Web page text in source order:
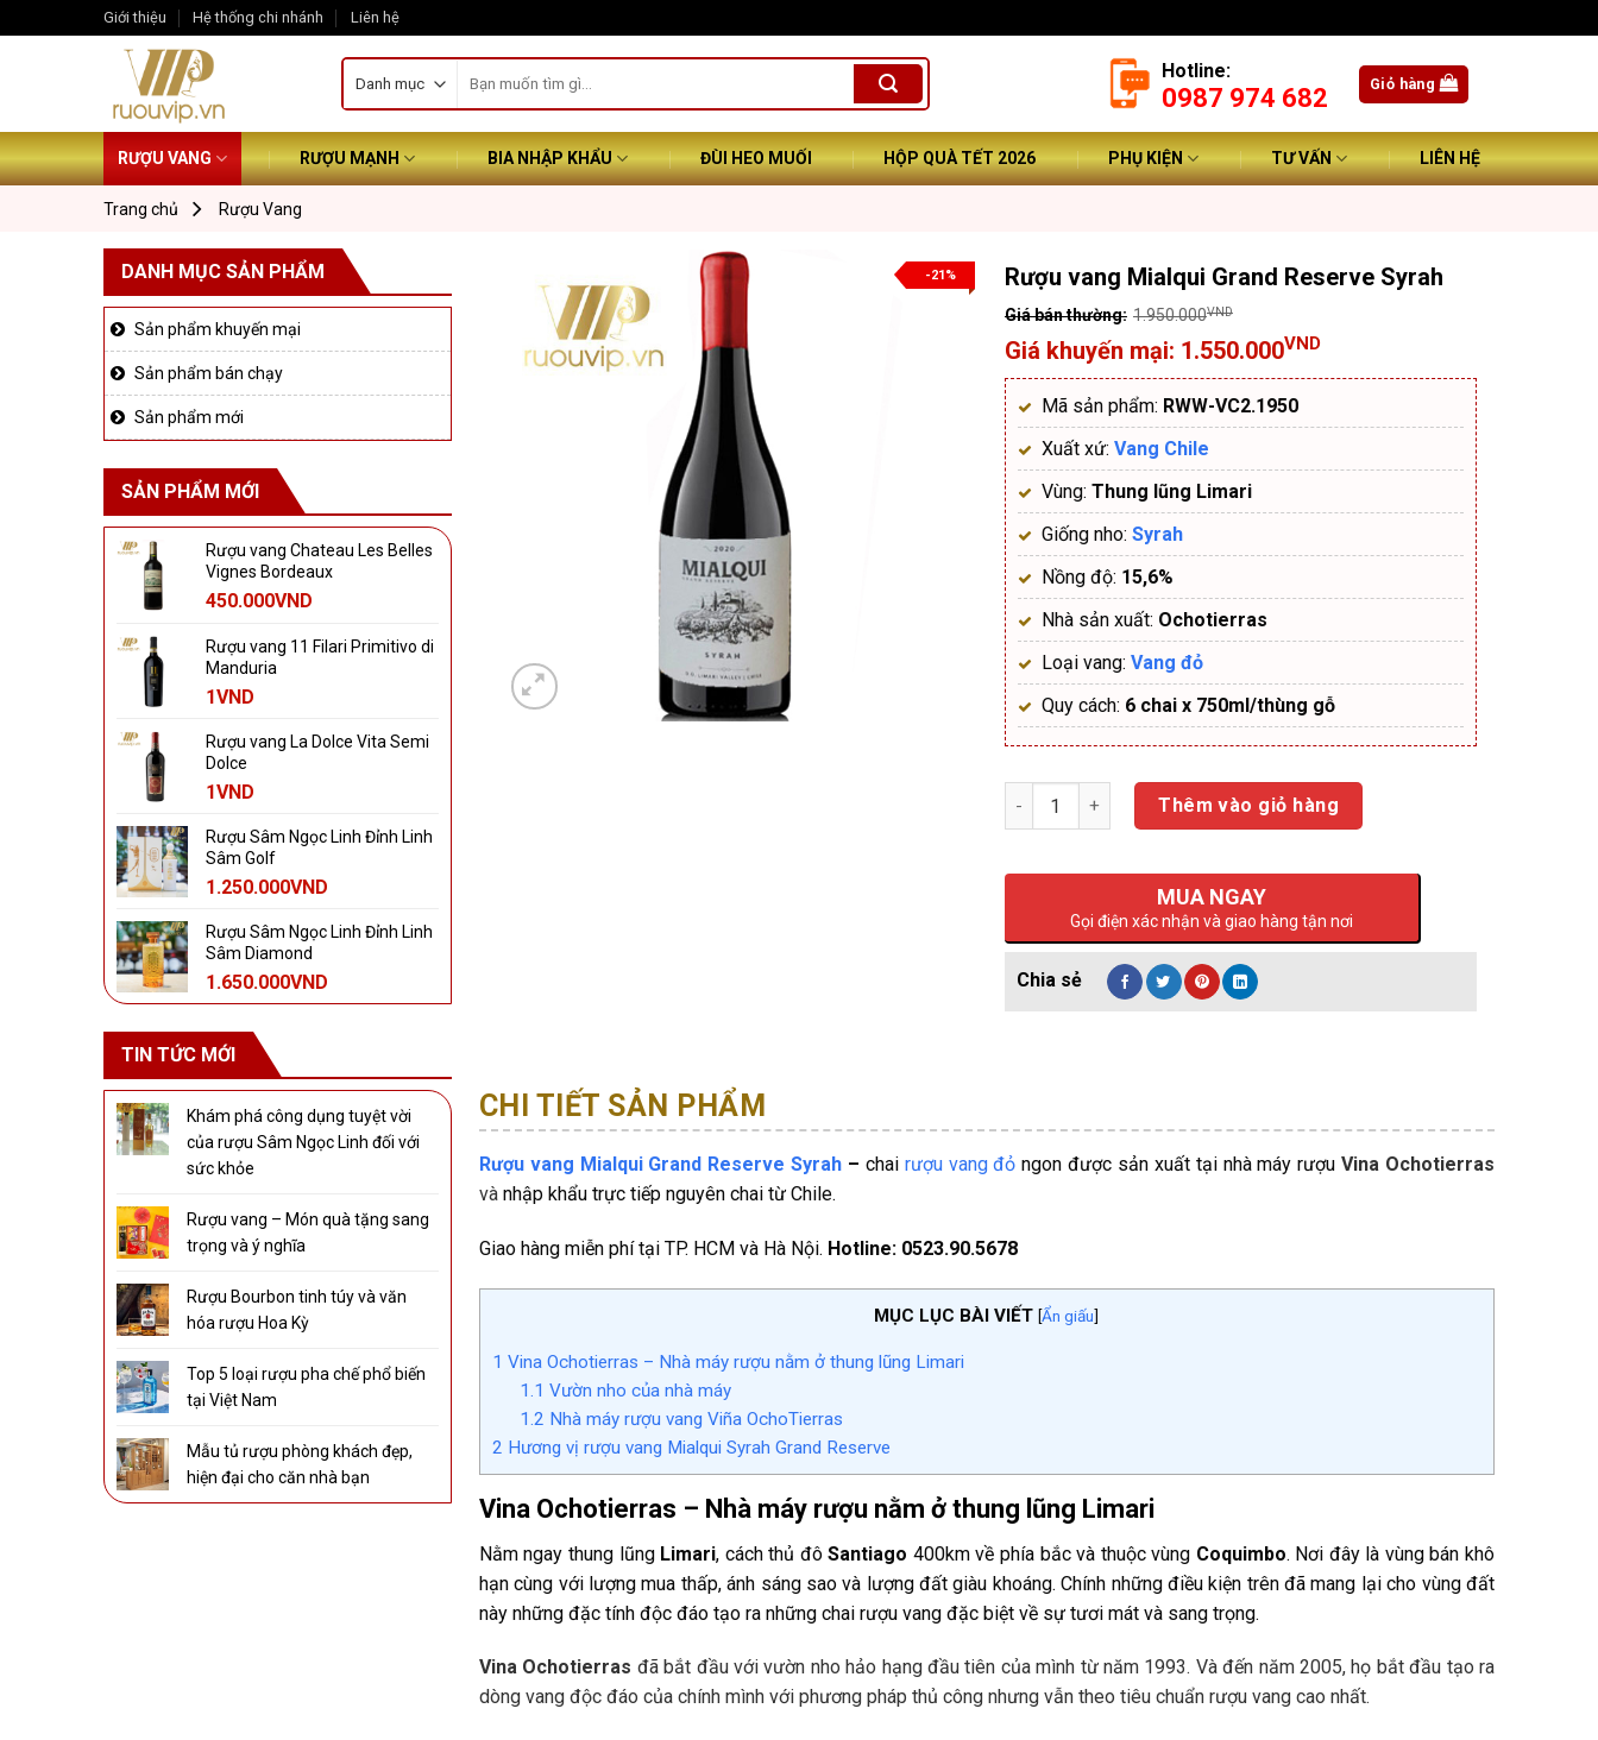
to
Giới thiệu Hệ thống chi nhánh Liên hệ
kiếm:
Hotline:
0987 974 682 Giỏ hàng
RƯỢU VANG RƯỢU MẠNH BIA NHẬP KHẨU ĐÙI HEO MUỐI HỘP QUÀ TẾT 2026 PHỤ KIỆN TƯ VẤN LIÊN HỆ
Trang chủ Rượu Vang
-21% Rượu vang Mialqui Grand Reserve Syrah
1.950.000VND
Giá
gốc
là:
1.950.000VND.
1.550.000VND
Giá
hiện
tại
là:
1.550.000VND.
Mã sản phẩm: RWW-VC2.1950
Xuất xứ: Vang Chile
Vùng: Thung lũng Limari
Giống nho: Syrah
Nồng độ: 15,6%
Nhà sản xuất: Ochotierras
Loại vang: Vang đỏ
Quy cách: 6 chai x 750ml/thùng gỗ
Số lượng Thêm vào giỏ hàng
MUA NGAY
Gọi điện xác nhận và giao hàng tận nơi
CHI TIẾT SẢN PHẨM
Rượu vang Mialqui Grand Reserve Syrah – chai rượu vang đỏ ngon được sản xuất tại nhà máy rượuVina Ochotierras
và nhập khẩu trực tiếp nguyên chai từ Chile.
Giao hàng miễn phí tại TP. HCM và Hà Nội. Hotline: 0523.90.5678
MỤC LỤC BÀI VIẾT [Ẩn giấu]
1 Vina Ochotierras – Nhà máy rượu nằm ở thung lũng Limari
1.1 Vườn nho của nhà máy
1.2 Nhà máy rượu vang Viña OchoTierras
2 Hương vị rượu vang Mialqui Syrah Grand Reserve
Vina Ochotierras – Nhà máy rượu nằm ở thung lũng Limari
Nằm ngay thung lũngLimari, cách thủ đôSantiago 400km về phía bắc và thuộc vùng Coquimbo. Nơi đây là vùng bán khô
hạn cùng với lượng mua thấp, ánh sáng sao và lượng đất giàu khoáng. Chính những điều kiện trên đã mang lại cho vùng đất
này những đặc tính độc đáo tạo ra những chai rượu vang đặc biệt về sự tươi mát và sang trọng.
Vina Ochotierras đã bắt đầu với vườn nho hảo hạng đầu tiên của mình từ năm 1993. Và đến năm 2005, họ bắt đầu tạo ra
dòng vang độc đáo của chính mình với phương pháp thủ công nhưng vẫn theo tiêu chuẩn rượu vang cao nhất.
DANH MỤC SẢN PHẨM
Sản phẩm khuyến mại
Sản phẩm bán chạy
Sản phẩm mới
SẢN PHẨM MỚI
Rượu vang Chateau Les Belles
Vignes Bordeaux
450.000VND
Rượu vang 11 Filari Primitivo di
Manduria
1VND
Rượu vang La Dolce Vita Semi
Dolce
1VND
Rượu Sâm Ngọc Linh Đỉnh Linh
Sâm Golf
1.250.000VND
Rượu Sâm Ngọc Linh Đỉnh Linh
Sâm Diamond
1.650.000VND
TIN TỨC MỚI
Khám phá công dụng tuyệt vời
của rượu Sâm Ngọc Linh đối với
sức khỏe
Rượu vang – Món quà tặng sang
trọng và ý nghĩa
Rượu Bourbon tinh túy và văn
hóa rượu Hoa Kỳ
Top 5 loại rượu pha chế phổ biến
tại Việt Nam
Mẫu tủ rượu phòng khách đẹp,
hiện đại cho căn nhà bạn